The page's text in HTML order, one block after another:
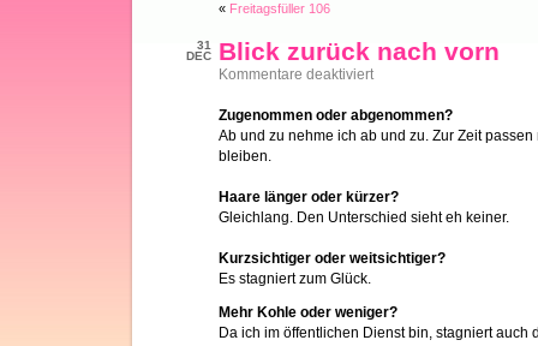
« Freitagsfüller 106
31
DEC
Blick zurück nach vorn
Kommentare deaktiviertfür
nach
vorn
Zugenommen oder abgenommen?
Ab und zu nehme ich ab und zu. Zur Zeit
bleiben.
Haare länger oder kürzer?
Gleichlang. Den Unterschied sieht eh keiner.
Kurzsichtiger oder weitsichtiger?
Es stagniert zum Glück.
Mehr Kohle oder weniger?
Da ich im öffentlichen Dienst bin, stagniert auch